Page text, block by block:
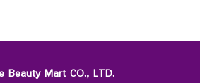
Beauty Mart CO., LTD.